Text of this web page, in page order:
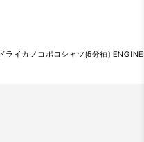
ドライカノコポロシャツ(5分袖)